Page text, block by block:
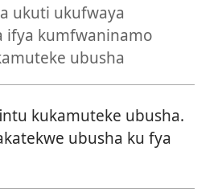
ukuti ukufwaya
ifya kumfwaninamo
ubusha
kukamuteke ubusha.
ubusha ku fya